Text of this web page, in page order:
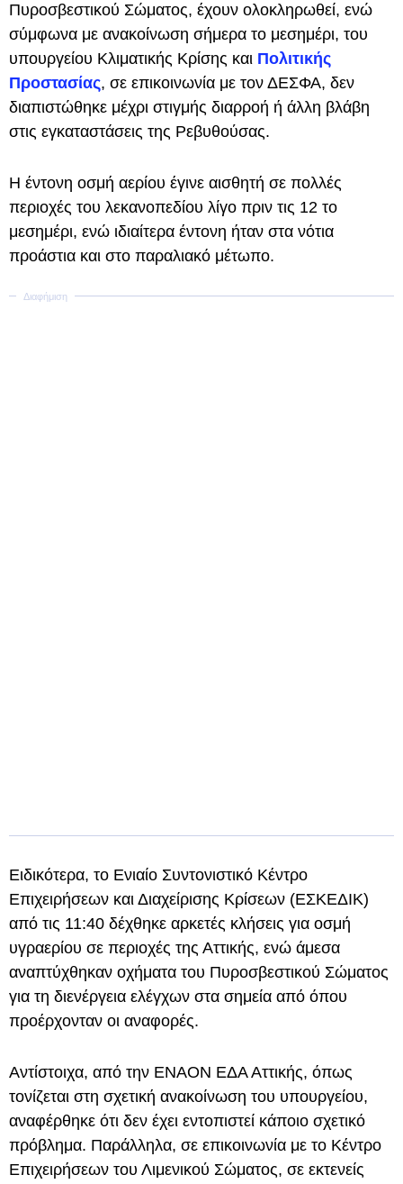
Πυροσβεστικού Σώματος, έχουν ολοκληρωθεί, ενώ
σύμφωνα με ανακοίνωση σήμερα το μεσημέρι, του
υπουργείου Κλιματικής Κρίσης και Πολιτικής
Προστασίας, σε επικοινωνία με τον ΔΕΣΦΑ, δεν
διαπιστώθηκε μέχρι στιγμής διαρροή ή άλλη βλάβη
στις εγκαταστάσεις της Ρεβυθούσας.
Η έντονη οσμή αερίου έγινε αισθητή σε πολλές
περιοχές του λεκανοπεδίου λίγο πριν τις 12 το
μεσημέρι, ενώ ιδιαίτερα έντονη ήταν στα νότια
προάστια και στο παραλιακό μέτωπο.
Ειδικότερα, το Ενιαίο Συντονιστικό Κέντρο
Επιχειρήσεων και Διαχείρισης Κρίσεων (ΕΣΚΕΔΙΚ)
από τις 11:40 δέχθηκε αρκετές κλήσεις για οσμή
υγραερίου σε περιοχές της Αττικής, ενώ άμεσα
αναπτύχθηκαν οχήματα του Πυροσβεστικού Σώματος
για τη διενέργεια ελέγχων στα σημεία από όπου
προέρχονταν οι αναφορές.
Αντίστοιχα, από την ΕΝΑΟΝ ΕΔΑ Αττικής, όπως
τονίζεται στη σχετική ανακοίνωση του υπουργείου,
αναφέρθηκε ότι δεν έχει εντοπιστεί κάποιο σχετικό
πρόβλημα. Παράλληλα, σε επικοινωνία με το Κέντρο
Επιχειρήσεων του Λιμενικού Σώματος, σε εκτενείς